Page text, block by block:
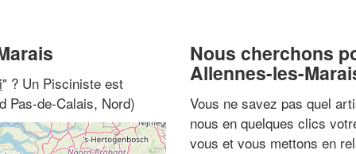
" ? Un Pisciniste est
Pas-de-Calais, Nord)
Nous cherchons
Allennes-les-
Vous ne savez pas quel
nous en quelques clics
vous et vous mettons en